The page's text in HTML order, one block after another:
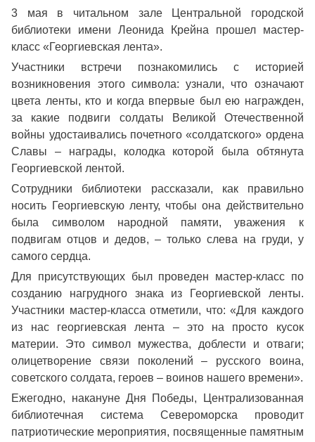
3 мая в читальном зале Центральной городской
библиотеки имени Леонида Крейна прошел мастер-
класс «Георгиевская лента».
Участники встречи познакомились с историей
возникновения этого символа: узнали, что означают
цвета ленты, кто и когда впервые был ею награжден,
за какие подвиги солдаты Великой Отечественной
войны удостаивались почетного «солдатского» ордена
Славы – награды, колодка которой была обтянута
Георгиевской лентой.
Сотрудники библиотеки рассказали, как правильно
носить Георгиевскую ленту, чтобы она действительно
была символом народной памяти, уважения к
подвигам отцов и дедов, – только слева на груди, у
самого сердца.
Для присутствующих был проведен мастер-класс по
созданию нагрудного знака из Георгиевской ленты.
Участники мастер-класса отметили, что: «Для каждого
из нас георгиевская лента – это на просто кусок
материи. Это символ мужества, доблести и отваги;
олицетворение связи поколений – русского воина,
советского солдата, героев – воинов нашего времени».
Ежегодно, накануне Дня Победы, Централизованная
библиотечная система Североморска проводит
патриотические мероприятия, посвященные памятным